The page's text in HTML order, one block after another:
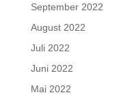
September 2022
August 2022
Juli 2022
Juni 2022
Mai 2022